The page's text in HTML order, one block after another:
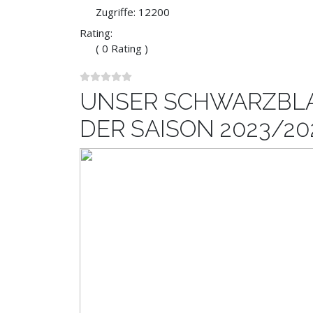
Zugriffe: 12200
Rating:
( 0 Rating )
UNSER
DER SAISON 2023/